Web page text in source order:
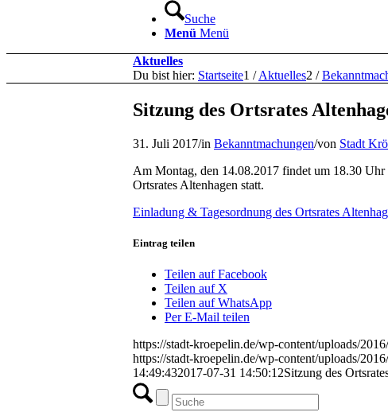
Suche
Menü Menü
Aktuelles
Du bist hier: Startseite1 / Aktuelles2 /
Sitzung des Ortsrates
31. Juli 2017/in Bekanntmachungen/von Stadt
Am Montag, den 14.08.2017 findet um 18.30
Ortsrates Altenhagen statt.
Einladung & Tagesordnung des Ortsrates
Eintrag teilen
Teilen auf Facebook
Teilen auf X
Teilen auf WhatsApp
Per E-Mail teilen
https://stadt-kroepelin.de/wp-content/uploads/
https://stadt-kroepelin.de/wp-content/uploads/
14:49:432017-07-31 14:50:12Sitzung des